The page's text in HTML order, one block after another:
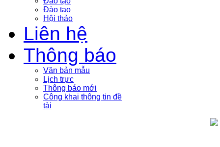
Đào tạo
Hội thảo
Liên hệ
Thông báo
Văn bản mẫu
Lịch trực
Thông báo mới
Công khai thông tin đề
tài